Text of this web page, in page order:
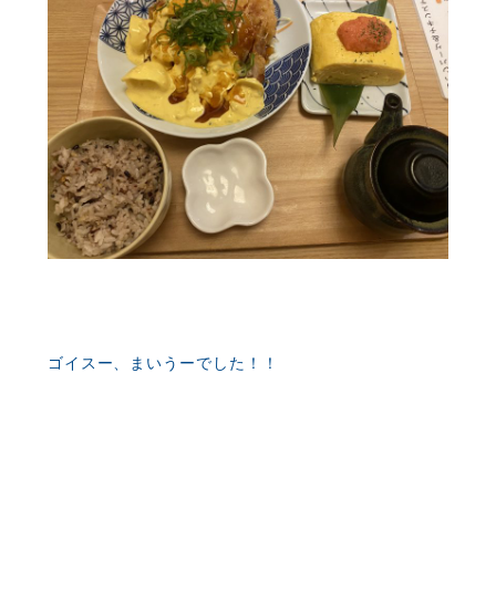
ゴイスー、まいうーでした！！